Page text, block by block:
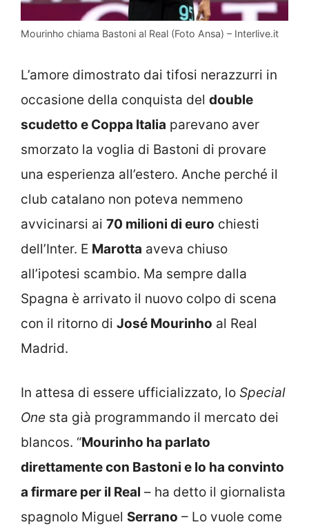
Mourinho chiama Bastoni al Real (Foto Ansa) – Interlive.it
L’amore dimostrato dai tifosi nerazzurri in
occasione della conquista del double
scudetto e Coppa Italia parevano aver
smorzato la voglia di Bastoni di provare
una esperienza all’estero. Anche perché il
club catalano non poteva nemmeno
avvicinarsi ai 70 milioni di euro chiesti
dell’Inter. E Marotta aveva chiuso
all’ipotesi scambio. Ma sempre dalla
Spagna è arrivato il nuovo colpo di scena
con il ritorno di José Mourinho al Real
Madrid.
In attesa di essere ufficializzato, lo Special
One sta già programmando il mercato dei
blancos. “Mourinho ha parlato
direttamente con Bastoni e lo ha convinto
a firmare per il Real – ha detto il giornalista
spagnolo Miguel Serrano – Lo vuole come